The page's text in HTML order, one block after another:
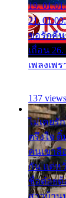
19.
21.
ขอรักคืน
เถื่อน
เพลงเพ
137
ไม่เคยรั
ตรึงใจ
คนเขาลื
กัน แต่ห
ชื่อต๋อยต้
สาวบ้าน